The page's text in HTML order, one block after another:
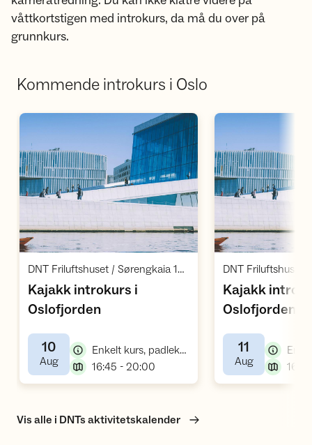
våttkortstigen med introkurs, da må du over på
grunnkurs.
Kommende introkurs i Oslo
Åpne aktivitet
DNT Friluftshuset / Sørengkaia 124 / Oslo
Kajakk introkurs i
Oslofjorden,
10
Aug,
Enkelt kurs, padlekurs
16:45 - 20:00
Kajakk
Oslofjorden
11
Aug,
Vis alle i DNTs aktivitetskalender